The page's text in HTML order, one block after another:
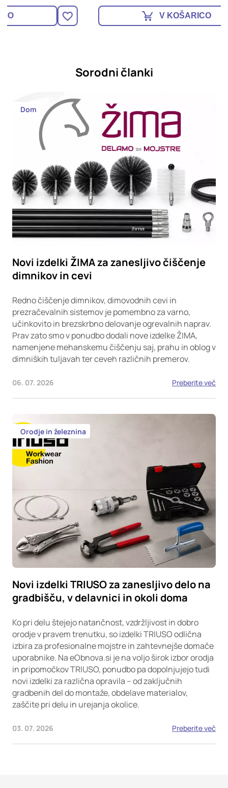
Sorodni članki
Dom
Novi izdelki ŽIMA za zanesljivo čiščenje
dimnikov in cevi
Redno čiščenje dimnikov, dimovodnih cevi in
prezračevalnih sistemov je pomembno za varno,
učinkovito in brezskrbno delovanje ogrevalnih naprav.
Prav zato smo v ponudbo dodali nove izdelke ŽIMA,
namenjene mehanskemu čiščenju saj, prahu in oblog v
dimniških tuljavah ter ceveh različnih premerov.
06. 07. 2026 Preberite več
Orodje in železnina
Novi izdelki TRIUSO za zanesljivo delo na
gradbišču, v delavnici in okoli doma
Ko pri delu štejejo natančnost, vzdržljivost in dobro
orodje v pravem trenutku, so izdelki TRIUSO odlična
izbira za profesionalne mojstre in zahtevnejše domače
uporabnike. Na eObnova.si je na voljo širok izbor orodja
in pripomočkov TRIUSO, ponudbo pa dopolnjujejo tudi
novi izdelki za različna opravila – od zaključnih
gradbenih del do montaže, obdelave materialov,
zaščite pri delu in urejanja okolice.
03. 07. 2026 Preberite več